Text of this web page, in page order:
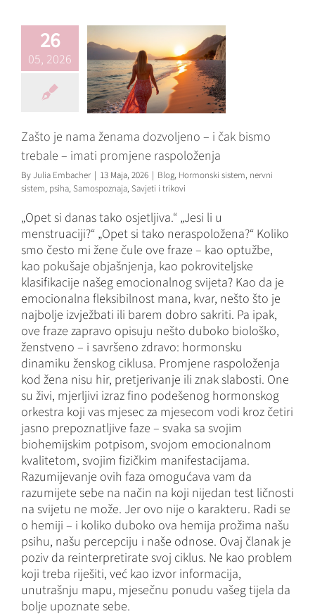
26
05, 2026
raspoloženja
Blog Hormonski sistem
nervni sistem psiha
Samospoznaja Savjeti i
trikovi
Zašto je nama ženama dozvoljeno – i čak bismo
trebale – imati promjene raspoloženja
ByJulia Embacher | 13 Maja, 2026 | Blog, Hormonski sistem, nervni
sistem, psiha, Samospoznaja, Savjeti i trikovi
„Opet si danas tako osjetljiva.“ „Jesi li u
menstruaciji?“ „Opet si tako neraspoložena?“ Koliko
smo često mi žene čule ove fraze – kao optužbe,
kao pokušaje objašnjenja, kao pokroviteljske
klasifikacije našeg emocionalnog svijeta? Kao da je
emocionalna fleksibilnost mana, kvar, nešto što je
najbolje izvježbati ili barem dobro sakriti. Pa ipak,
ove fraze zapravo opisuju nešto duboko biološko,
ženstveno – i savršeno zdravo: hormonsku
dinamiku ženskog ciklusa. Promjene raspoloženja
kod žena nisu hir, pretjerivanje ili znak slabosti. One
su živi, ​​mjerljivi izraz fino podešenog hormonskog
orkestra koji vas mjesec za mjesecom vodi kroz četiri
jasno prepoznatljive faze – svaka sa svojim
biohemijskim potpisom, svojom emocionalnom
kvalitetom, svojim fizičkim manifestacijama.
Razumijevanje ovih faza omogućava vam da
razumijete sebe na način na koji nijedan test ličnosti
na svijetu ne može. Jer ovo nije o karakteru. Radi se
o hemiji – i koliko duboko ova hemija prožima našu
psihu, našu percepciju i naše odnose. Ovaj članak je
poziv da reinterpretirate svoj ciklus. Ne kao problem
koji treba riješiti, već kao izvor informacija,
unutrašnju mapu, mjesečnu ponudu vašeg tijela da
bolje upoznate sebe.